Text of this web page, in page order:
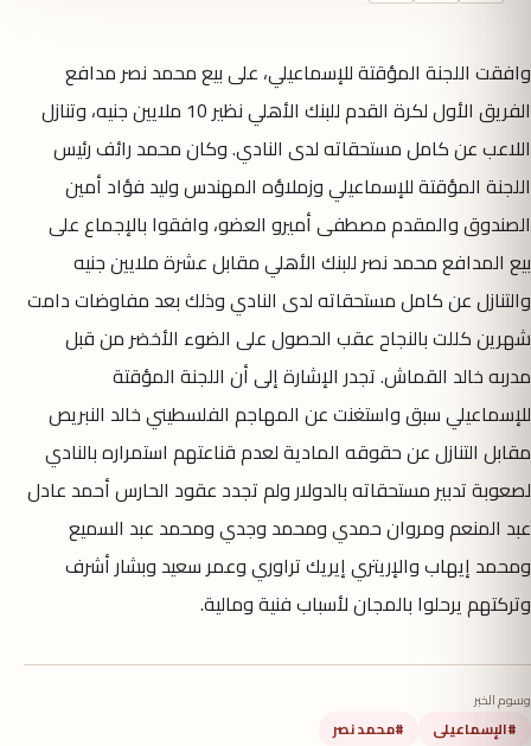
وافقت اللجنة المؤقتة للإسماعيلي، على بيع محمد نصر مدافع
الفريق الأول لكرة القدم للبنك الأهلي نظير 10 ملايين جنيه، وتنازل
اللاعب عن كامل مستحقاته لدى النادي. وكان محمد رائف رئيس
اللجنة المؤقتة للإسماعيلي وزملاؤه المهندس وليد فؤاد أمين
الصندوق والمقدم مصطفى أميرو العضو، وافقوا بالإجماع على
بيع المدافع محمد نصر للبنك الأهلي مقابل عشرة ملايين جنيه
والتنازل عن كامل مستحقاته لدى النادي وذلك بعد مفاوضات دامت
شهرين كللت بالنجاح عقب الحصول على الضوء الأخضر من قبل
مدربه خالد القماش. تجدر الإشارة إلى أن اللجنة المؤقتة
للإسماعيلي سبق واستغنت عن المهاجم الفلسطيني خالد النبريص
مقابل التنازل عن حقوقه المادية لعدم قناعتهم استمراره بالنادي
لصعوبة تدبير مستحقاته بالدولار ولم تجدد عقود الحارس أحمد عادل
عبد المنعم ومروان حمدي ومحمد وجدي ومحمد عبد السميع
ومحمد إيهاب والإريتري إيريك تراوري وعمر سعيد وبشار أشرف
وتركتهم يرحلوا بالمجان لأسباب فنية ومالية.
وسوم الخبر
#الإسماعيلى #محمد نصر